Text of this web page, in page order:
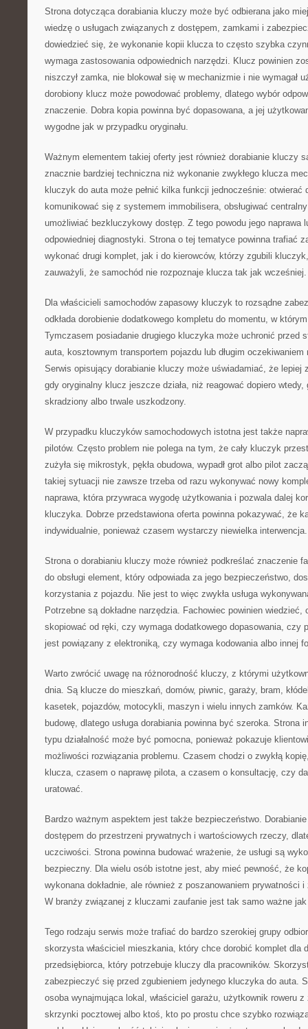
Strona dotycząca dorabiania kluczy może być odbierana jako
wiedzę o usługach związanych z dostępem, zamkami i
dowiedzieć się, że wykonanie kopii klucza to często szybka
wymaga zastosowania odpowiednich narzędzi. Klucz powinien
niszczył zamka, nie blokował się w mechanizmie i nie wymagał
dorobiony klucz może powodować problemy, dlatego wybór
znaczenie. Dobra kopia powinna być dopasowana, a jej
wygodne jak w przypadku oryginału.
Ważnym elementem takiej oferty jest również dorabianie kluczy
znacznie bardziej techniczna niż wykonanie zwykłego klucza
kluczyk do auta może pełnić kilka funkcji jednocześnie: otwierać
komunikować się z systemem immobilisera, obsługiwać
umożliwiać bezkluczykowy dostęp. Z tego powodu jego naprawa
odpowiedniej diagnostyki. Strona o tej tematyce powinna trafiać
wykonać drugi komplet, jak i do kierowców, którzy zgubili
zauważyli, że samochód nie rozpoznaje klucza tak jak wcześniej.
Dla właścicieli samochodów zapasowy kluczyk to rozsądne
odkłada dorobienie dodatkowego kompletu do momentu, w
Tymczasem posiadanie drugiego kluczyka może uchronić przed
auta, kosztownym transportem pojazdu lub długim oczekiwaniem
Serwis opisujący dorabianie kluczy może uświadamiać, że lepiej
gdy oryginalny klucz jeszcze działa, niż reagować dopiero
skradziony albo trwale uszkodzony.
W przypadku kluczyków samochodowych istotna jest także
pilotów. Często problem nie polega na tym, że cały kluczyk
zużyła się mikrostyk, pękła obudowa, wypadł grot albo pilot
takiej sytuacji nie zawsze trzeba od razu wykonywać nowy
naprawa, która przywraca wygodę użytkowania i pozwala dalej
kluczyka. Dobrze przedstawiona oferta powinna pokazywać, że
indywidualnie, ponieważ czasem wystarczy niewielka interwencja.
Strona o dorabianiu kluczy może również podkreślać znaczenie
do obsługi element, który odpowiada za jego bezpieczeństwo,
korzystania z pojazdu. Nie jest to więc zwykła usługa
Potrzebne są dokładne narzędzia. Fachowiec powinien
skopiować od ręki, czy wymaga dodatkowego dopasowania, czy
jest powiązany z elektroniką, czy wymaga kodowania albo innej
Warto zwrócić uwagę na różnorodność kluczy, z którymi
dnia. Są klucze do mieszkań, domów, piwnic, garaży, bram,
kasetek, pojazdów, motocykli, maszyn i wielu innych zamków.
budowę, dlatego usługa dorabiania powinna być szeroka. Strona
typu działalność może być pomocna, ponieważ pokazuje
możliwości rozwiązania problemu. Czasem chodzi o zwykłą
klucza, czasem o naprawę pilota, a czasem o konsultację, czy
uratować.
Bardzo ważnym aspektem jest także bezpieczeństwo.
dostępem do przestrzeni prywatnych i wartościowych rzeczy,
uczciwości. Strona powinna budować wrażenie, że usługi są
bezpieczny. Dla wielu osób istotne jest, aby mieć pewność, że
wykonana dokładnie, ale również z poszanowaniem prywatności
W branży związanej z kluczami zaufanie jest tak samo ważne
Tego rodzaju serwis może trafiać do bardzo szerokiej grupy
skorzysta właściciel mieszkania, który chce dorobić komplet dla
przedsiębiorca, który potrzebuje kluczy dla pracowników.
zabezpieczyć się przed zgubieniem jedynego kluczyka do auta.
osoba wynajmująca lokal, właściciel garażu, użytkownik roweru
skrzynki pocztowej albo ktoś, kto po prostu chce szybko